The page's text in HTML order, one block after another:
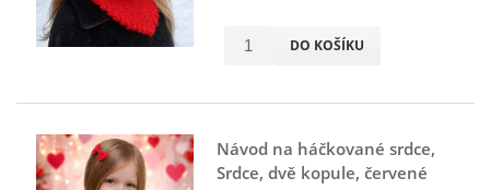
DO KOŠÍKU
Návod na háčkované srdce,
Srdce, dvě kopule, červené